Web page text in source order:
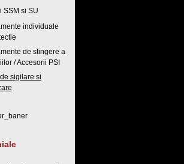
SSM si SU
individuale
de stingere a
/ Accesorii PSI
sigilare si